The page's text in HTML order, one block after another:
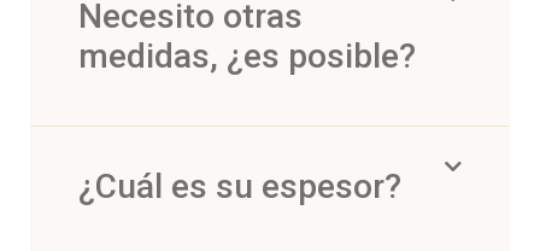
Necesito otras
medidas, ¿es posible?
¿Cuál es su espesor?